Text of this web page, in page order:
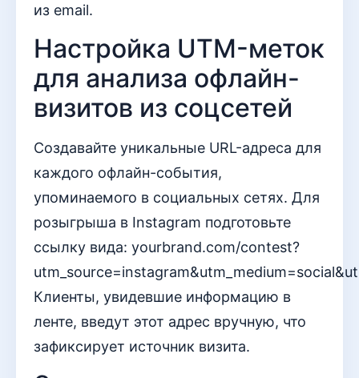
из email.
Настройка UTM-меток
для анализа офлайн-
визитов из соцсетей
Создавайте уникальные URL-адреса для
каждого офлайн-события,
упоминаемого в социальных сетях. Для
розыгрыша в Instagram подготовьте
ссылку вида: yourbrand.com/contest?
Клиенты, увидевшие информацию в
ленте, введут этот адрес вручную, что
зафиксирует источник визита.